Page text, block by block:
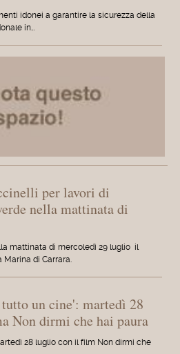
idonei a garantire la sicurezza della
in…
per lavori di
nella mattinata di
mattinata di mercoledì 29 luglio il
di Carrara.
un cine': martedì 28
Non dirmi che hai paura
28 luglio con il film Non dirmi che